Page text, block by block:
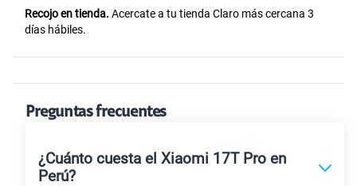
Recojo en tienda. Acercate a tu tienda Claro más cercana 3
días hábiles.
Preguntas frecuentes
¿Cuánto cuesta el Xiaomi 17T Pro en
Perú?